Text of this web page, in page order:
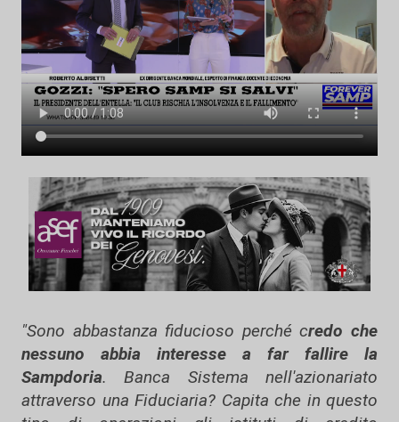
"Sono abbastanza fiducioso perché credo che
nessuno abbia interesse a far fallire la
Sampdoria. Banca Sistema nell'azionariato
attraverso una Fiduciaria? Capita che in questo